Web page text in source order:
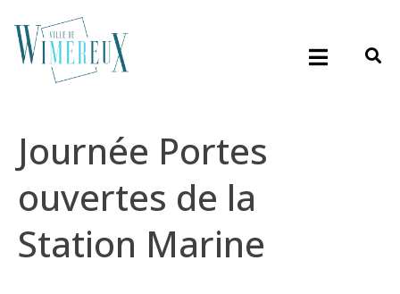
Journée Portes
ouvertes de la
Station Marine